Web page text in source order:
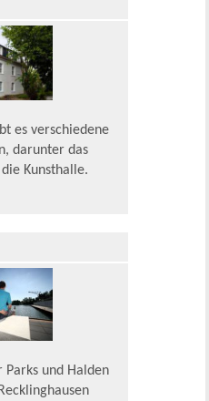
es verschiedene
darunter das
Kunsthalle.
Parks und Halden